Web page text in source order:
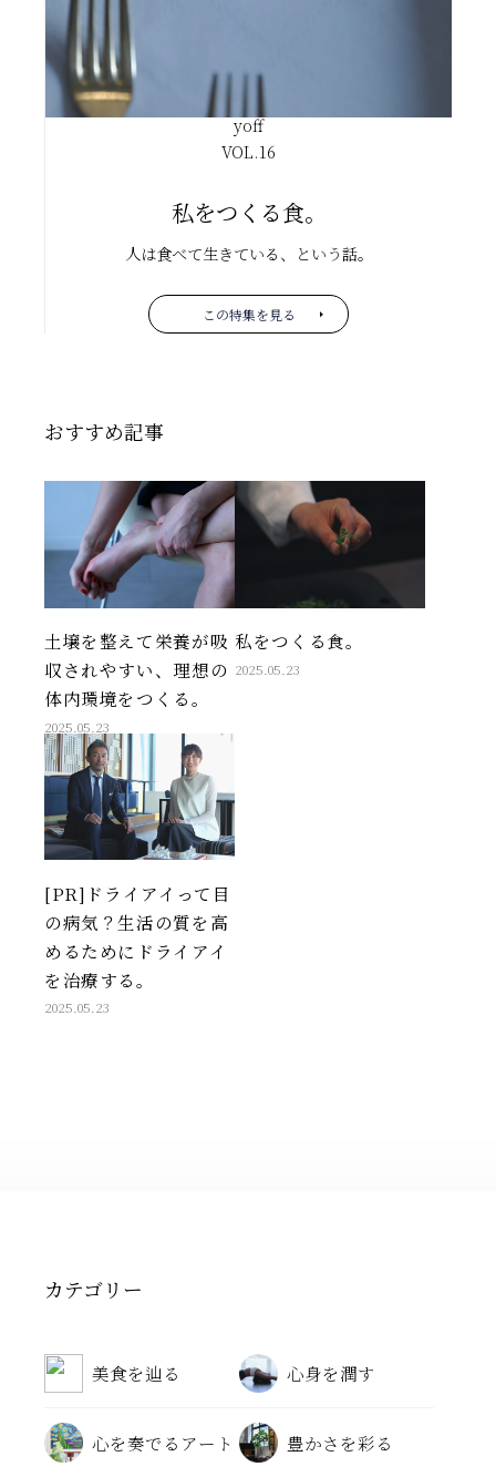
yoff
VOL.16
私をつくる食。
人は食べて生きている、という話。
この特集を見る
おすすめ記事
土壌を整えて栄養が吸
収されやすい、理想の
体内環境をつくる。
2025.05.23
私をつくる食。
2025.05.23
[PR]ドライアイって目
の病気？生活の質を高
めるためにドライアイ
を治療する。
2025.05.23
カテゴリー
美食を辿る 心身を潤す
心を奏でるアート 豊かさを彩る